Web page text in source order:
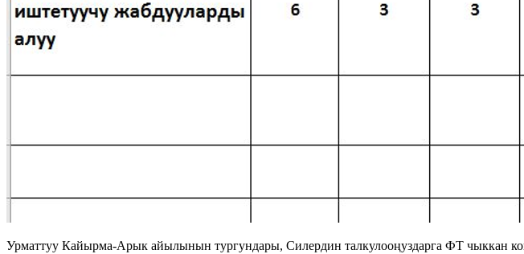
Урматтуу Кайырма-Арык айылынын тургундары, Силердин талкулооңуздарга ФТ чыккан